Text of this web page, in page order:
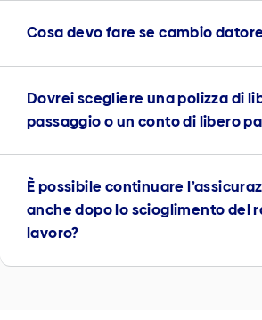
Cosa devo fare se cambio
Dovrei scegliere una polizza di
passaggio o un conto di libero
È possibile continuare
anche dopo lo scioglimento del
lavoro?